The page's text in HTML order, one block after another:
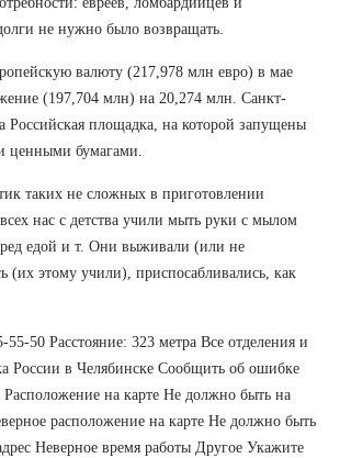
не нужно было возвращать.
валюту (217,978 млн евро) в мае
(197,704 млн) на 20,274 млн. Санкт-
Российская площадка, на которой запущены
ценными бумагами.
таких не сложных в приготовлении
нас с детства учили мыть руки с мылом
едой и т. Они выживали (или не
(их этому учили), приспосабливались, как
50 Расстояние: 323 метра Все отделения и
России в Челябинске Сообщить об ошибке
на карте Не должно быть на
расположение на карте Не должно быть
Неверное время работы Другое Укажите